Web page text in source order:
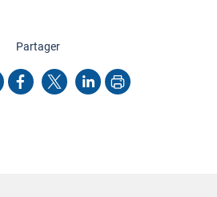
Partagercette page
l'adresse
Facebook
X LinkedInImprimer